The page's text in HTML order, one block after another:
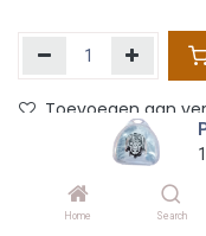
Home Search
Toevoegen aan
Terms and Conditions :